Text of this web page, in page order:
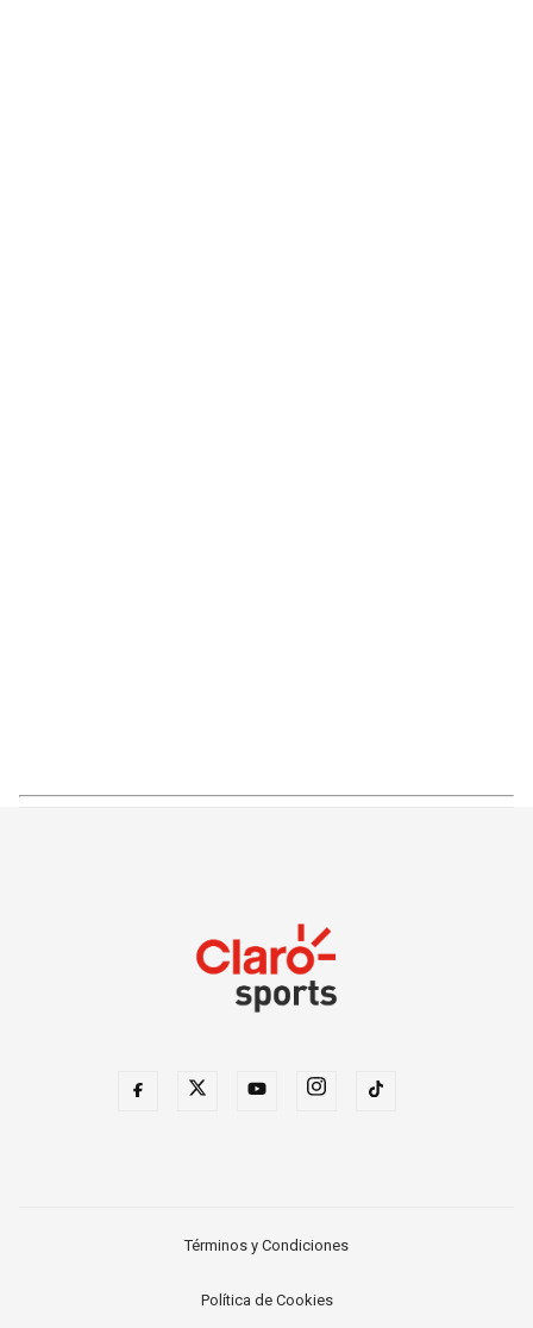
Términos y Condiciones
Política de Cookies